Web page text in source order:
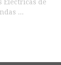
Electricas de
...